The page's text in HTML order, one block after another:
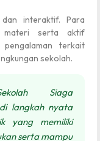
interaktif. Para
materi serta aktif
terkait
sekolah.
Siaga
langkah nyata
yang memiliki
serta mampu